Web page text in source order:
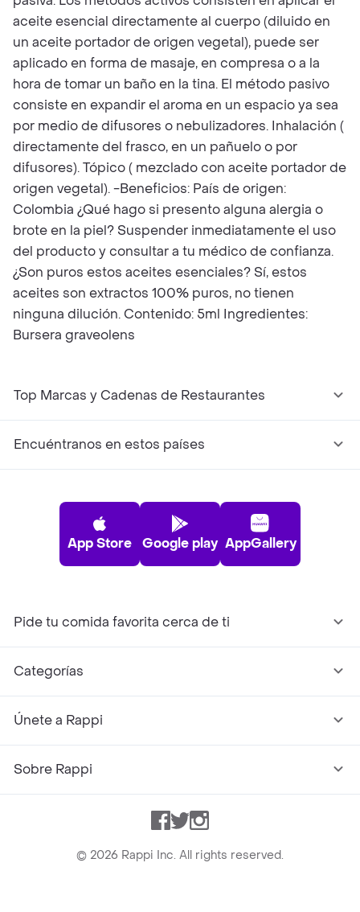
aceite esencial directamente al cuerpo (diluido en
un aceite portador de origen vegetal), puede ser
aplicado en forma de masaje, en compresa o a la
hora de tomar un baño en la tina. El método pasivo
consiste en expandir el aroma en un espacio ya sea
por medio de difusores o nebulizadores. Inhalación (
directamente del frasco, en un pañuelo o por
difusores). Tópico ( mezclado con aceite portador de
origen vegetal). -Beneficios: País de origen:
Colombia ¿Qué hago si presento alguna alergia o
brote en la piel? Suspender inmediatamente el uso
del producto y consultar a tu médico de confianza.
¿Son puros estos aceites esenciales? Sí, estos
aceites son extractos 100% puros, no tienen
ninguna dilución. Contenido: 5ml Ingredientes:
Bursera graveolens
Top Marcas y Cadenas de Restaurantes
Encuéntranos en estos países
App Store Google play AppGallery
Pide tu comida favorita cerca de ti
Categorías
Únete a Rappi
Sobre Rappi
Facebook
TwitterInstagram
© 2026 Rappi Inc. All rights reserved.